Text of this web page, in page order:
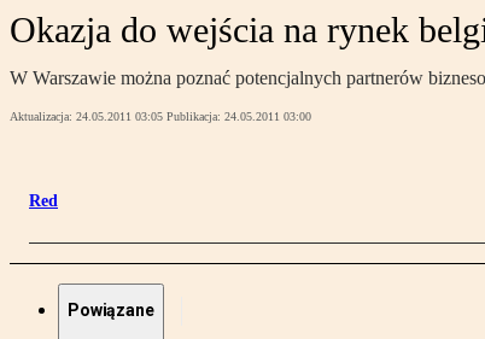
Okazja do wejścia na rynek
W Warszawie można poznać potencjalnych partnerów
Aktualizacja: 24.05.2011 03:05 Publikacja: 24.05.2011 03:00
Red
Powiązane